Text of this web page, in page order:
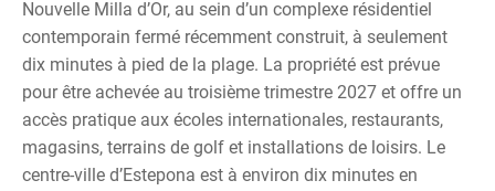
Nouvelle Milla d’Or, au sein d’un complexe résidentiel
contemporain fermé récemment construit, à seulement
dix minutes à pied de la plage. La propriété est prévue
pour être achevée au troisième trimestre 2027 et offre un
accès pratique aux écoles internationales, restaurants,
magasins, terrains de golf et installations de loisirs. Le
centre-ville d’Estepona est à environ dix minutes en